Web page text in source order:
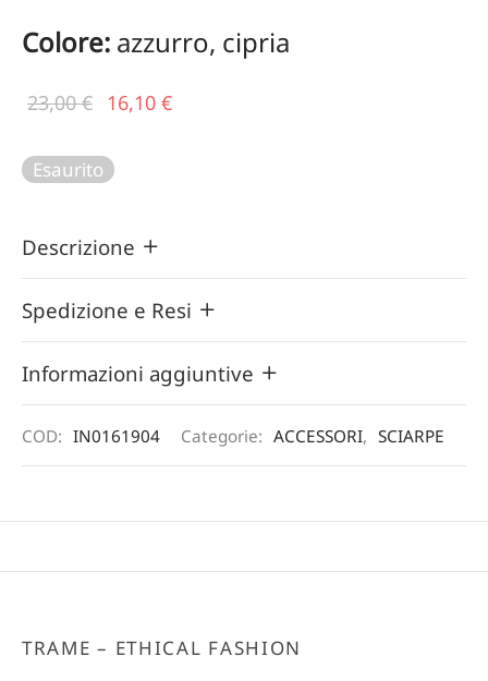
Colore: azzurro, cipria
23,00€
Il prezzo
era:
23,00 €.
16,10 €
Esaurito
Descrizione
Spedizione e Resi
Informazioni aggiuntive
COD: IN0161904 Categorie: ACCESSORI, SCIARPE
TRAME – ETHICAL FASHION